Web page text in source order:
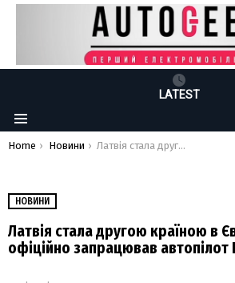
LATEST
Menu
You are here:
Home Новини Латвія стала другою країною в Європі, де офіційно запрацював автопілот FSD Tesla
НОВИНИ
Латвія стала другою країною в
офіційно запрацював автопілот